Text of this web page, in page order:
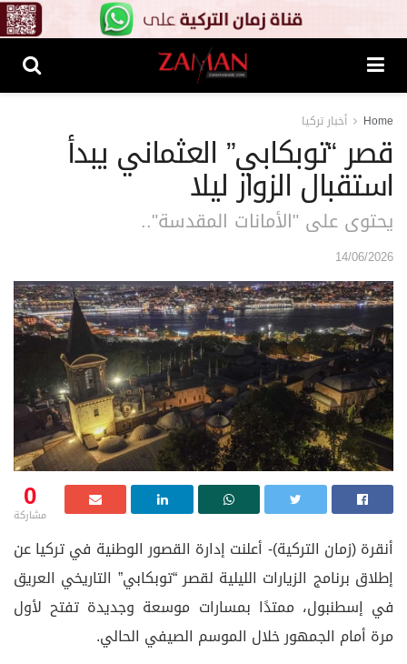
Home أخبار تركيا
قصر “توبكابي” العثماني يبدأ
استقبال الزوار ليلا
يحتوى على "الأمانات المقدسة"..
14/06/2026
0
مشاركة
أنقرة (زمان التركية)- أعلنت إدارة القصور الوطنية في تركيا عن
إطلاق برنامج الزيارات الليلية لقصر “توبكابي” التاريخي العريق
في إسطنبول، ممتدًا بمسارات موسعة وجديدة تفتح لأول
مرة أمام الجمهور خلال الموسم الصيفي الحالي.